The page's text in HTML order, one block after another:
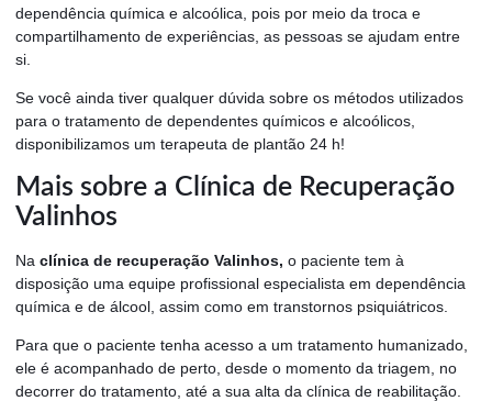
dependência química e alcoólica, pois por meio da troca e
compartilhamento de experiências, as pessoas se ajudam entre
si.
Se você ainda tiver qualquer dúvida sobre os métodos utilizados
para o tratamento de dependentes químicos e alcoólicos,
disponibilizamos um terapeuta de plantão 24 h!
Mais sobre a Clínica de Recuperação
Valinhos
Na clínica de recuperação Valinhos, o paciente tem à
disposição uma equipe profissional especialista em dependência
química e de álcool, assim como em transtornos psiquiátricos.
Para que o paciente tenha acesso a um tratamento humanizado,
ele é acompanhado de perto, desde o momento da triagem, no
decorrer do tratamento, até a sua alta da clínica de reabilitação.